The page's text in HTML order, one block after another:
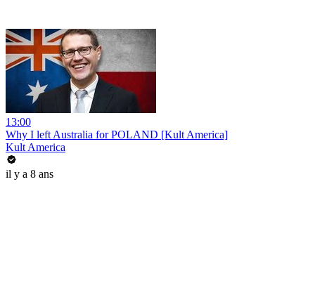
13:00
Why I left Australia for POLAND [Kult America]
Kult America
il y a 8 ans